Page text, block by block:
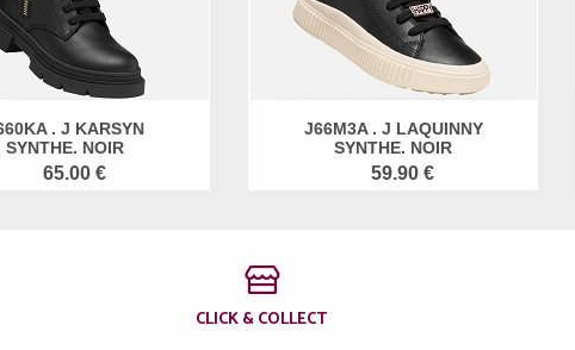
. J KARSYN
SYNTHE. NOIR
65.00 €
J66M3A . J LAQUINNY
SYNTHE. NOIR
59.90 €
CLICK & COLLECT